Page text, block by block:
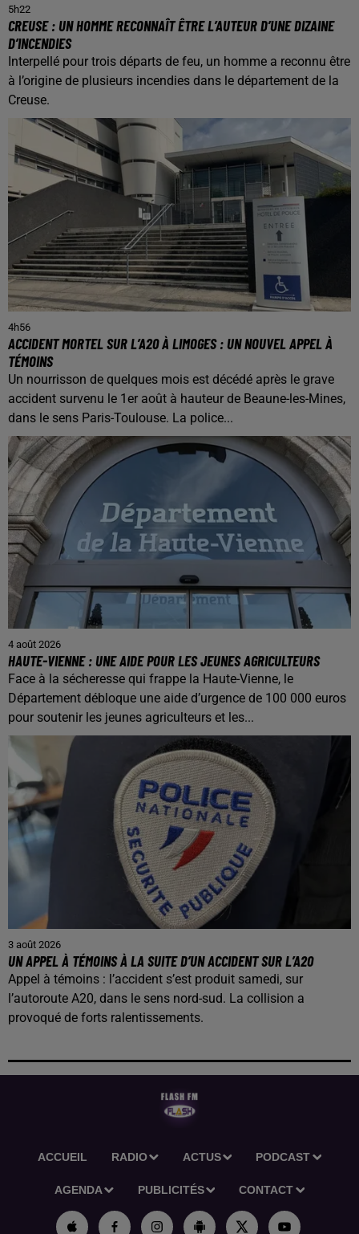
5h22
CREUSE : UN HOMME RECONNAÎT ÊTRE L’AUTEUR D’UNE DIZAINE
D’INCENDIES
Interpellé pour trois départs de feu, un homme a reconnu être
à l’origine de plusieurs incendies dans le département de la
Creuse.
4h56
ACCIDENT MORTEL SUR L’A20 À LIMOGES : UN NOUVEL APPEL À
TÉMOINS
Un nourrisson de quelques mois est décédé après le grave
accident survenu le 1er août à hauteur de Beaune-les-Mines,
dans le sens Paris-Toulouse. La police...
4 août 2026
HAUTE-VIENNE : UNE AIDE POUR LES JEUNES AGRICULTEURS
Face à la sécheresse qui frappe la Haute-Vienne, le
Département débloque une aide d’urgence de 100 000 euros
pour soutenir les jeunes agriculteurs et les...
3 août 2026
UN APPEL À TÉMOINS À LA SUITE D’UN ACCIDENT SUR L’A20
Appel à témoins : l’accident s’est produit samedi, sur
l’autoroute A20, dans le sens nord-sud. La collision a
provoqué de forts ralentissements.
ACCUEIL RADIO ACTUS PODCAST
AGENDA PUBLICITÉS CONTACT